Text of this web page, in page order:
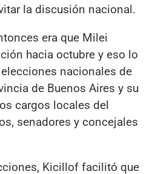
la discusión nacional.
era que Milei
hacia octubre y eso lo
nacionales de
de Buenos Aires y su
cargos locales del
senadores y concejales
Kicillof facilitó que